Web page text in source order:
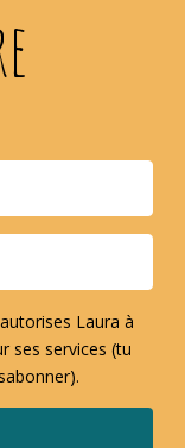
Laura à
ses services (tu